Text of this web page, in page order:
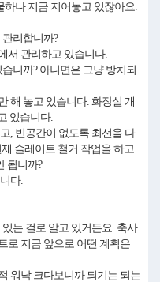
하나 지금 지어놓고 있잖아요.
리합니까?
서 관리하고 있습니다.
니까? 아니면은 그냥 방치되
해 놓고 있습니다. 화장실 개
있습니다.
, 빈공간이 없도록 최선을 다
슬레이트 철거 작업을 하고
됩니까?
다.
는 걸로 알고 있거든요. 축사.
로 지금 앞으로 어떤 계획은
낙 크다보니까 되기는 되는